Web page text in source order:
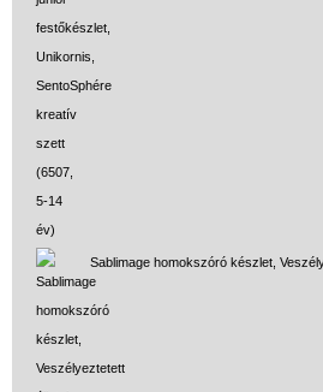
Sablimage homokszóró készlet,